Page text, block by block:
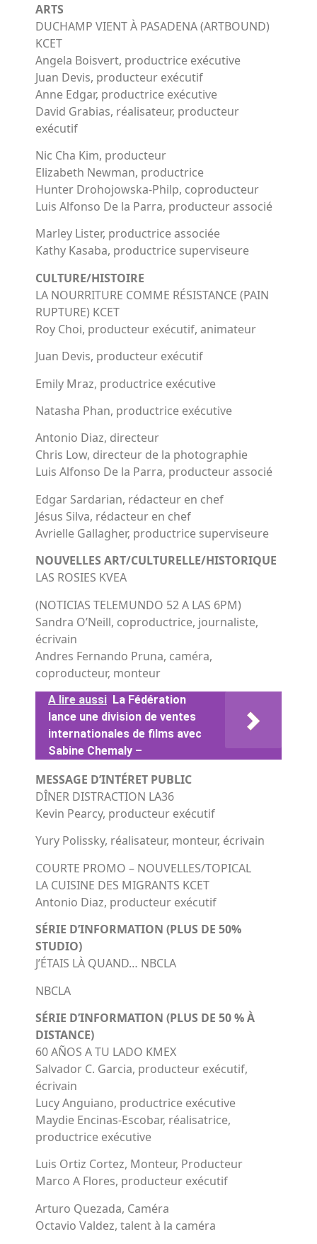
ARTS
DUCHAMP VIENT À PASADENA (ARTBOUND)
KCET
Angela Boisvert, productrice exécutive
Juan Devis, producteur exécutif
Anne Edgar, productrice exécutive
David Grabias, réalisateur, producteur
exécutif
Nic Cha Kim, producteur
Elizabeth Newman, productrice
Hunter Drohojowska-Philp, coproducteur
Luis Alfonso De la Parra, producteur associé
Marley Lister, productrice associée
Kathy Kasaba, productrice superviseure
CULTURE/HISTOIRE
LA NOURRITURE COMME RÉSISTANCE (PAIN
RUPTURE) KCET
Roy Choi, producteur exécutif, animateur
Juan Devis, producteur exécutif
Emily Mraz, productrice exécutive
Natasha Phan, productrice exécutive
Antonio Diaz, directeur
Chris Low, directeur de la photographie
Luis Alfonso De la Parra, producteur associé
Edgar Sardarian, rédacteur en chef
Jésus Silva, rédacteur en chef
Avrielle Gallagher, productrice superviseure
NOUVELLES ART/CULTURELLE/HISTORIQUE
LAS ROSIES KVEA
(NOTICIAS TELEMUNDO 52 A LAS 6PM)
Sandra O’Neill, coproductrice, journaliste,
écrivain
Andres Fernando Pruna, caméra,
coproducteur, monteur
A lire aussi La Fédération
lance une division de ventes
internationales de films avec
Sabine Chemaly –
MESSAGE D’INTÉRET PUBLIC
DÎNER DISTRACTION LA36
Kevin Pearcy, producteur exécutif
Yury Polissky, réalisateur, monteur, écrivain
COURTE PROMO – NOUVELLES/TOPICAL
LA CUISINE DES MIGRANTS KCET
Antonio Diaz, producteur exécutif
SÉRIE D’INFORMATION (PLUS DE 50%
STUDIO)
J’ÉTAIS LÀ QUAND… NBCLA
NBCLA
SÉRIE D’INFORMATION (PLUS DE 50 % À
DISTANCE)
60 AÑOS A TU LADO KMEX
Salvador C. Garcia, producteur exécutif,
écrivain
Lucy Anguiano, productrice exécutive
Maydie Encinas-Escobar, réalisatrice,
productrice exécutive
Luis Ortiz Cortez, Monteur, Producteur
Marco A Flores, producteur exécutif
Arturo Quezada, Caméra
Octavio Valdez, talent à la caméra